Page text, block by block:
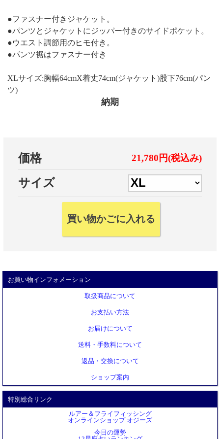
●ファスナー付きジャケット。
●パンツとジャケットにジッパー付きのサイドポケット。
●ウエスト調節用のヒモ付き。
●パンツ裾はファスナー付き
XLサイズ:胸幅64cmX着丈74cm(ジャケット)股下76cm(パン
ツ)
納期
価格 21,780円(税込み)
サイズ
お買い物インフォメーション
取扱商品について
お支払い方法
お届けについて
送料・手数料について
返品・交換について
ショップ案内
特別総合リンク
ルアー＆フライフィッシング
オンラインショップ オジーズ
今日の運勢